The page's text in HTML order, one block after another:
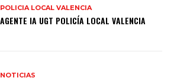
POLICIA LOCAL VALENCIA
AGENTE IA UGT POLICÍA LOCAL VALENCIA
NOTICIAS